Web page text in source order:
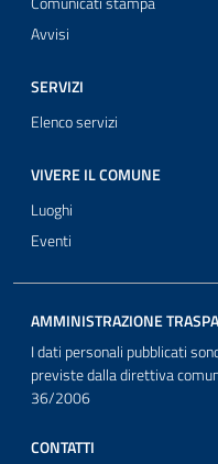
Avvisi
SERVIZI
Elenco servizi
VIVERE IL COMUNE
Luoghi
Eventi
AMMINISTRAZIONE
I dati personali pubblicati
previste dalla direttiva
36/2006
CONTATTI